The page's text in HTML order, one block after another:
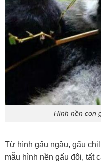
Hình nền con
Từ hình gấu ngầu, gấu
mẫu hình nền gấu đôi, tất